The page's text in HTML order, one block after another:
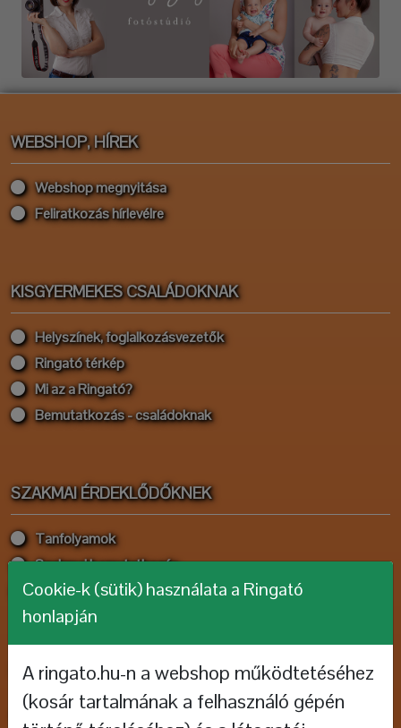
WEBSHOP, HÍREK
Webshop megnyitása
Feliratkozás hírlevélre
KISGYERMEKES CSALÁDOKNAK
Helyszínek, foglalkozásvezetők
Ringató térkép
Mi az a Ringató?
Bemutatkozás - családoknak
SZAKMAI ÉRDEKLŐDŐKNEK
Tanfolyamok
Szakmai bemutatkozás
Pályázatok
HALLGASD, NÉZD!
Rajzfilmek
Cookie-k (sütik) használata a Ringató
honlapján
A ringato.hu-n a webshop működtetéséhez
(kosár tartalmának a felhasználó gépén